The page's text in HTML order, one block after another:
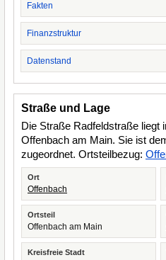
Fakten
Finanzstruktur
Datenstand
Straße und Lage
Die Straße Radfeldstraße liegt
Offenbach am Main. Sie ist
zugeordnet. Ortsteilbezug:
Ort
Offenbach
Ortsteil
Offenbach am Main
Kreisfreie Stadt